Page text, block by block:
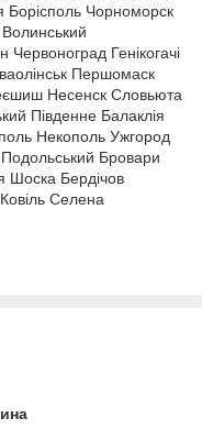
Борісполь Чорноморск
Генікогачі
Першомаск
Несенск Словьюта
Південне Балаклія
Некополь Ужгород
Бровари
Шоска Бердічов
Селена